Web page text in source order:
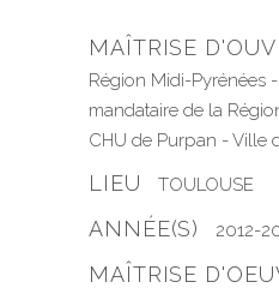
MAÎTRISE
Région Midi-Pyrénées
mandataire de la
CHU de Purpan - Ville
LIEU TOULOUSE
ANNÉE(S) 2012-
MAÎTRISE